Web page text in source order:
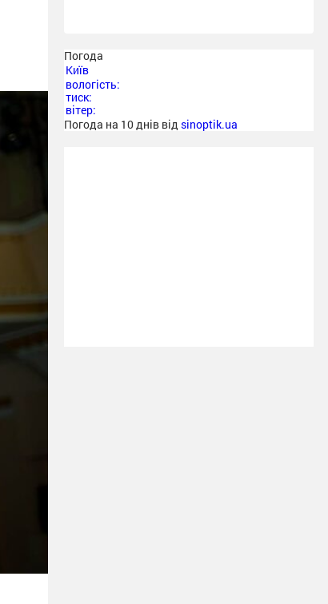
Погода
Київ
вологість:
тиск:
вітер:
Погода на 10 днів від sinoptik.ua